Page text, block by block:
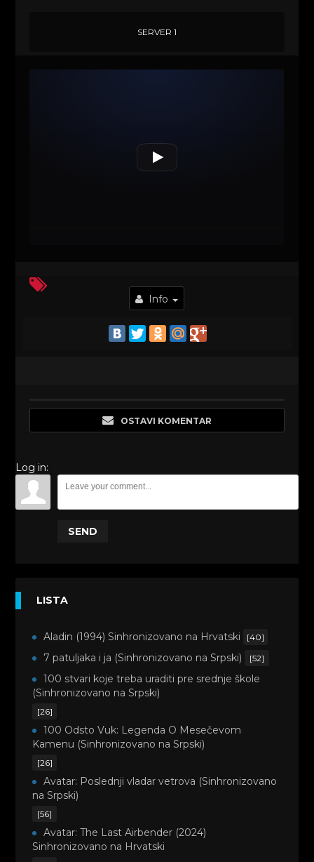
SERVER 1
Info
OSTAVI KOMENTAR
Log in:
SEND
LISTA
Aladin (1994) Sinhronizovano na Hrvatski [40]
7 patuljaka i ja (Sinhronizovano na Srpski) [52]
100 stvari koje treba uraditi pre srednje škole
(Sinhronizovano na Srpski)
[26]
100 Odsto Vuk: Legenda O Mesečevom
Kamenu (Sinhronizovano na Srpski)
[26]
Avatar: Poslednji vladar vetrova (Sinhronizovano
na Srpski)
[56]
Avatar: The Last Airbender (2024)
Sinhronizovano na Hrvatski